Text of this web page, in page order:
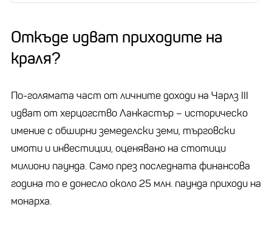
Откъде идват приходите на
краля?
По-голямата част от личните доходи на Чарлз III
идват от херцогство Ланкастър – историческо
имение с обширни земеделски земи, търговски
имоти и инвестиции, оценявано на стотици
милиони паунда. Само през последната финансова
година то е донесло около 25 млн. паунда приходи на
монарха.